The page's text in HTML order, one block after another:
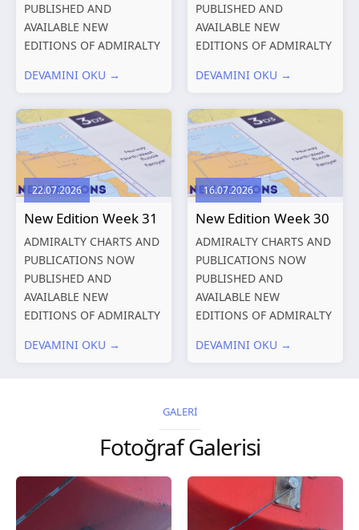
PUBLISHED AND
AVAILABLE NEW
EDITIONS OF ADMIRALTY
PUBLICATIONS New
Charts published 13
August 2026 Chart
Title, limits
and other remarks
319
International chart
DEVAMINI OKU →
PUBLISHED AND
AVAILABLE NEW
EDITIONS OF ADMIRALTY
PUBLICATIONS New
Charts published 06
August 2026 Chart Title,
limits and other remarks
1602 China – Chang...
DEVAMINI OKU →
22.07.2026
New Edition Week 31
ADMIRALTY CHARTS AND
PUBLICATIONS NOW
PUBLISHED AND
AVAILABLE NEW
EDITIONS OF ADMIRALTY
PUBLICATIONS New
remarks 127 Korea
DEVAMINI OKU →
16.07.2026
New Edition Week 30
ADMIRALTY CHARTS AND
PUBLICATIONS NOW
PUBLISHED AND
AVAILABLE NEW
EDITIONS OF ADMIRALTY
PUBLICATIONS New
2026 Chart
Title, limits and other
remarks 67 Gulf of...
DEVAMINI OKU →
GALERİ
Fotoğraf Galerisi